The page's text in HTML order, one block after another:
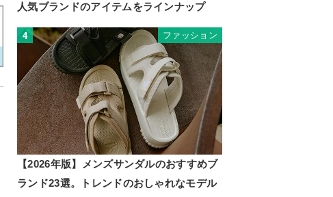
人気ブランドのアイテムをラインナップ
4 ファッション
【2026年版】メンズサンダルのおすすめブ
ランド23選。トレンドのおしゃれなモデル